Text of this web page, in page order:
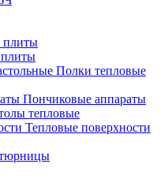
плиты
плиты
Полки тепловые
Пончиковые аппараты
тепловые
Тепловые поверхности